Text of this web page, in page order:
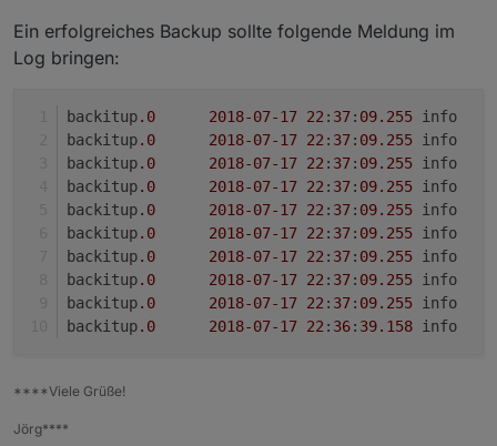
Ein erfolgreiches Backup sollte folgende Meldung im
Log bringen:
backitup.0 2018-07-17 22: 37: 09.255
backitup.0 2018-07-17 22: 37: 09.255
backitup.0 2018-07-17 22: 37: 09.255
backitup.0 2018-07-17 22: 37: 09.255
backitup.0 2018-07-17 22: 37: 09.255
backitup.0 2018-07-17 22: 37: 09.255
backitup.0 2018-07-17 22: 37: 09.255
backitup.0 2018-07-17 22: 37: 09.255
backitup.0 2018-07-17 22: 37: 09.255
backitup.0 2018-07-17 22: 36: 39.158
****Viele Grüße!
Jörg****